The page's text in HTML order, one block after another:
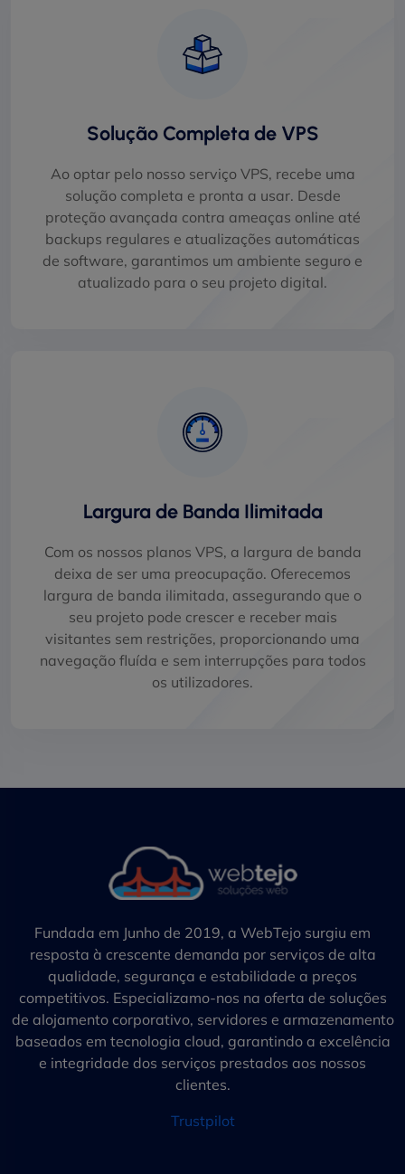
Solução Completa de VPS
Ao optar pelo nosso serviço VPS, recebe uma
solução completa e pronta a usar. Desde
proteção avançada contra ameaças online até
backups regulares e atualizações automáticas
de software, garantimos um ambiente seguro e
atualizado para o seu projeto digital.
Largura de Banda Ilimitada
Com os nossos planos VPS, a largura de banda
deixa de ser uma preocupação. Oferecemos
largura de banda ilimitada, assegurando que o
seu projeto pode crescer e receber mais
visitantes sem restrições, proporcionando uma
navegação fluída e sem interrupções para todos
os utilizadores.
Fundada em Junho de 2019, a WebTejo surgiu em
resposta à crescente demanda por serviços de alta
qualidade, segurança e estabilidade a preços
competitivos. Especializamo-nos na oferta de soluções
de alojamento corporativo, servidores e armazenamento
baseados em tecnologia cloud, garantindo a excelência
e integridade dos serviços prestados aos nossos
clientes.
Trustpilot